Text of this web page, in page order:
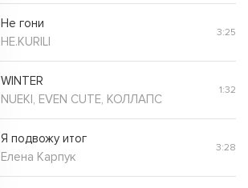
Не гони
НЕ.KURILI
3:25
WINTER
NUEKI, EVEN CUTE, КОЛЛАПС
1:32
Я подвожу итог
Елена Карпук
3:28